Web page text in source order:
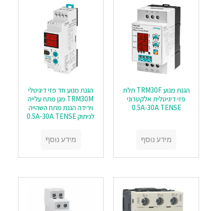
הגנת מנוע TRM30F תלת
פזי דיגיטלית אלקטרוני
0.5A-30A TENSE
מידע נוסף
הגנת מנוע חד פזי דיגיטלי
TRM30M מגן מתח עלייה
וירידה הגנת מתח השהייה
לניתוק 0.5A-30A TENSE
מידע נוסף